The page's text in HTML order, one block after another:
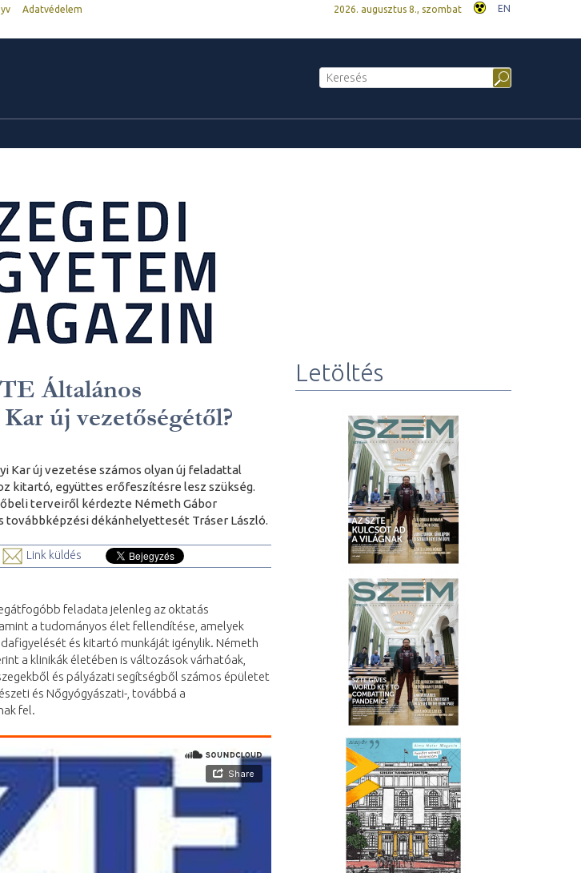
Adatvédelem
2026. augusztus 8., szombat EN
Általános
új vezetőségétől?
Kar új vezetése számos olyan új feladattal
kitartó, együttes erőfeszítésre lesz szükség.
terveiről kérdezte Németh Gábor
továbbképzési dékánhelyettesét Tráser László.
Link küldés
feladata jelenleg az oktatás
a tudományos élet fellendítése, amelyek
és kitartó munkáját igénylik. Németh
a klinikák életében is változások várhatóak,
és pályázati segítségből számos épületet
és Nőgyógyászati-, továbbá a
fel.
Letöltés